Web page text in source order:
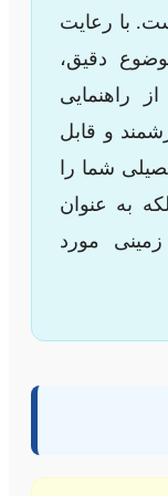
با رعایت
دقیق،
راهنمایی
و قابل
شما را
به عنوان
مورد